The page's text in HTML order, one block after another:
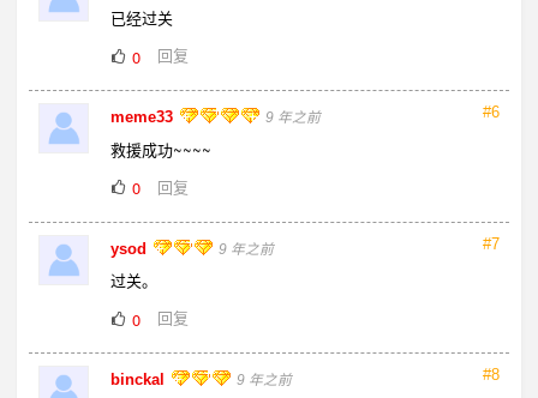
已经过关
0
回复
#6
meme33 9 年之前
救援成功~~~~
0
回复
#7
ysod 9 年之前
过关。
0
回复
#8
binckal 9 年之前